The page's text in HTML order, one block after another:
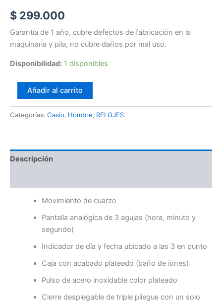
$ 299.000
Garantía de 1 año, cubre defectos de fabricación en la
maquinaria y pila, no cubre daños por mal uso.
Disponibilidad: 1 disponibles
Añadir al carrito
Categorías: Casio, Hombre, RELOJES
Descripción
Movimiento de cuarzo
Pantalla analógica de 3 agujas (hora, minuto y
segundo)
Indicador de día y fecha ubicado a las 3 en punto
Caja con acabado plateado (baño de iones)
Pulso de acero inoxidable color plateado
Cierre desplegable de triple pliegue con un solo